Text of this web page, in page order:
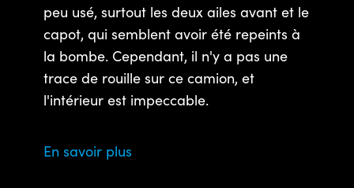
peu usé, surtout les deux ailes avant et le
capot, qui semblent avoir été repeints à
la bombe. Cependant, il n'y a pas une
trace de rouille sur ce camion, et
l'intérieur est impeccable.
En savoir plus